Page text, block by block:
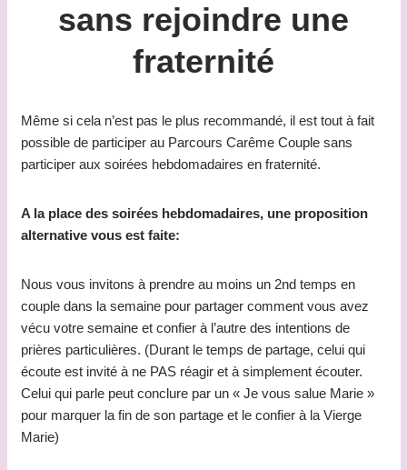
sans rejoindre une
fraternité
Même si cela n’est pas le plus recommandé, il est tout à fait
possible de participer au Parcours Carême Couple sans
participer aux soirées hebdomadaires en fraternité.
A la place des soirées hebdomadaires, une proposition
alternative vous est faite:
Nous vous invitons à prendre au moins un 2nd temps en
couple dans la semaine pour partager comment vous avez
vécu votre semaine et confier à l’autre des intentions de
prières particulières. (Durant le temps de partage, celui qui
écoute est invité à ne PAS réagir et à simplement écouter.
Celui qui parle peut conclure par un « Je vous salue Marie »
pour marquer la fin de son partage et le confier à la Vierge
Marie)